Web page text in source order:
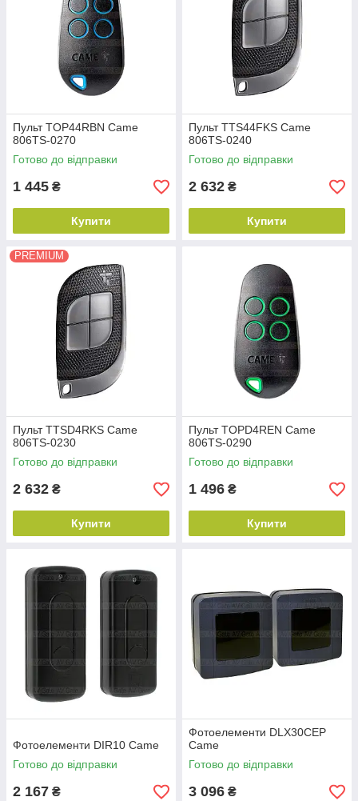
Пульт TOP44RBN Came
806TS-0270
Готово до відправки
1 445 ₴
Купити
Пульт TTS44FKS Came
806TS-0240
Готово до відправки
2 632 ₴
Купити
PREMIUM
Пульт TTSD4RKS Came
806TS-0230
Готово до відправки
2 632 ₴
Купити
Пульт TOPD4REN Came
806TS-0290
Готово до відправки
1 496 ₴
Купити
Фотоелементи DIR10 Came
Готово до відправки
2 167 ₴
Фотоелементи DLX30CEP
Came
Готово до відправки
3 096 ₴